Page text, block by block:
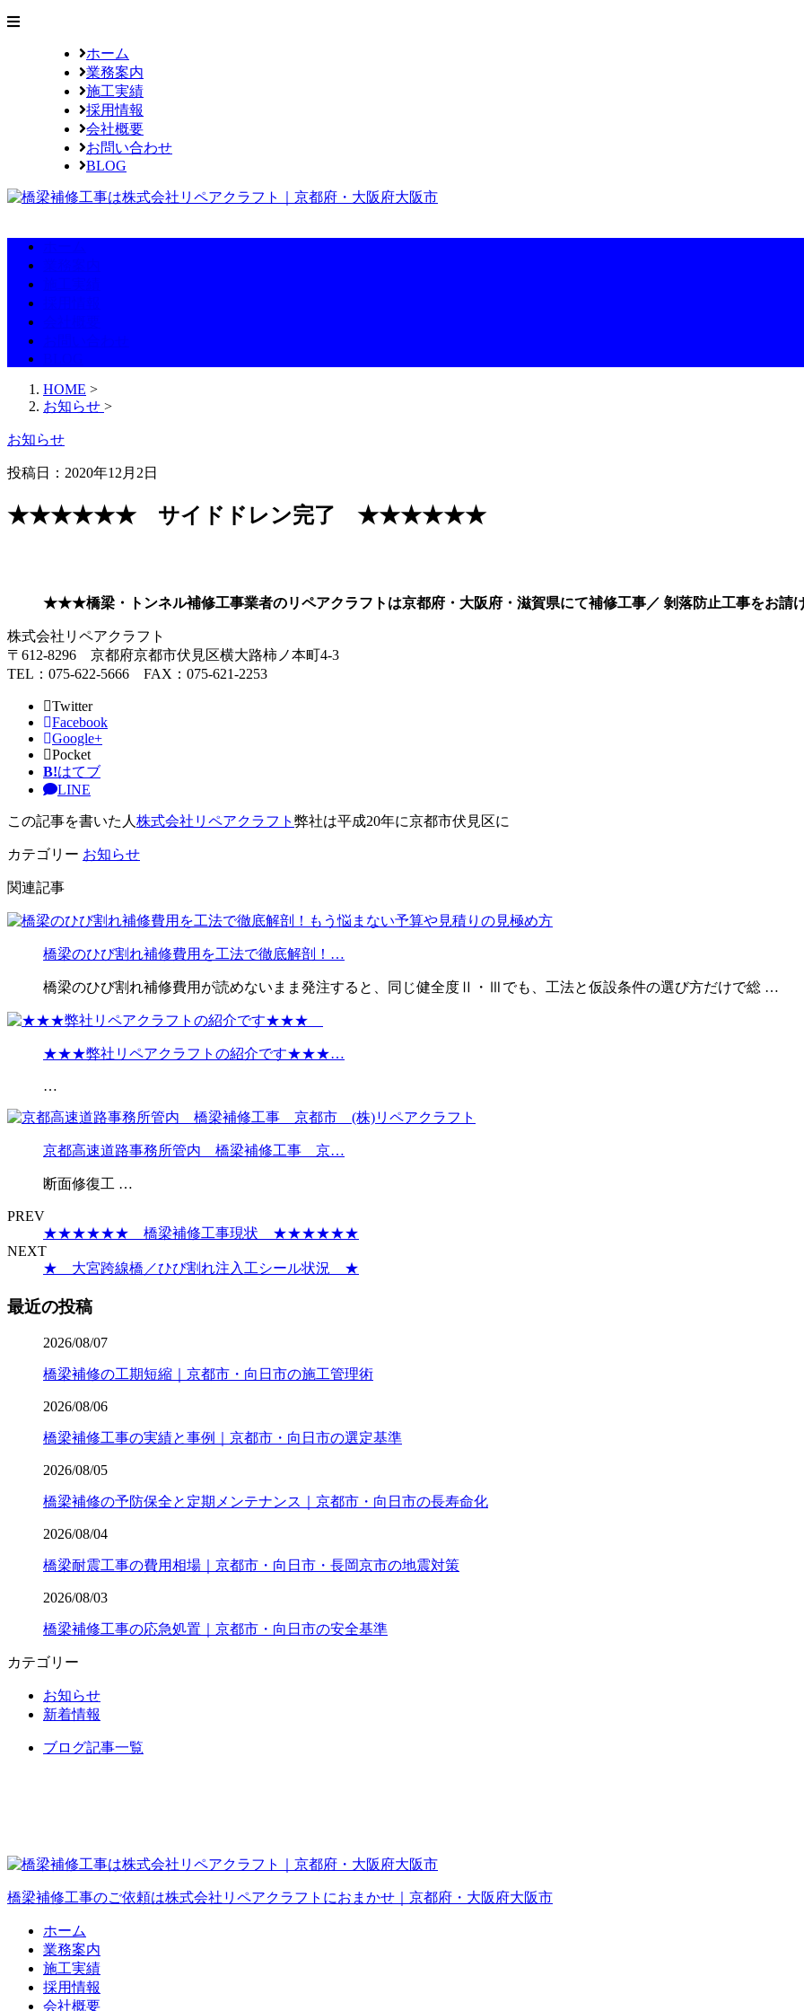
ホーム
業務案内
施工実績
採用情報
会社概要
お問い合わせ
BLOG
HOME >
お知らせ >
お知らせ
投稿日：2020年12月2日
★★★★★★ サイドドレン完了 ★★★★★★
★★★橋梁・トンネル補修工事業者のリペアクラフトは京都府・大阪府・滋賀県にて補修工事／ 剝落防止工事をお
株式会社リペアクラフト
〒612-8296 京都府京都市伏見区横大路柿ノ本町4-3
TEL：075-622-5666 FAX：075-621-2253
Twitter
Facebook
Google+
Pocket
B!はてブ
LINE
この記事を書いた人 株式会社リペアクラフト 弊社は平成20年に京都市伏見区に
カテゴリー お知らせ
関連記事
橋梁のひび割れ補修費用を工法で徹底解剖！…
橋梁のひび割れ補修費用が読めないまま発注すると、同じ健全度Ⅱ・Ⅲでも、工法と仮設条件の選び方だけで総 …
★★★弊社リペアクラフトの紹介です★★★…
…
京都高速道路事務所管内 橋梁補修工事 京…
断面修復工 …
PREV
★★★★★★ 橋梁補修工事現状 ★★★★★★
NEXT
★ 大宮跨線橋／ひび割れ注入工シール状況 ★
最近の投稿
2026/08/07
橋梁補修の工期短縮｜京都市・向日市の施工管理術
2026/08/06
橋梁補修工事の実績と事例｜京都市・向日市の選定基準
2026/08/05
橋梁補修の予防保全と定期メンテナンス｜京都市・向日市の長寿命化
2026/08/04
橋梁耐震工事の費用相場｜京都市・向日市・長岡京市の地震対策
2026/08/03
橋梁補修工事の応急処置｜京都市・向日市の安全基準
カテゴリー
お知らせ
新着情報
ブログ記事一覧
橋梁補修工事のご依頼は株式会社リペアクラフトにおまかせ｜京都府・大阪府大阪市
ホーム
業務案内
施工実績
採用情報
会社概要